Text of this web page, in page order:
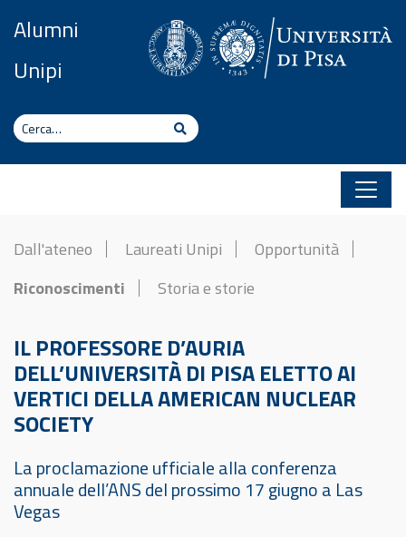
Alumni
Unipi
Cerca Cerca
Dall'ateneo Laureati Unipi
Opportunità
Riconoscimenti
Storia e storie
IL PROFESSORE D’AURIA
DELL’UNIVERSITÀ DI PISA ELETTO AI
VERTICI DELLA AMERICAN NUCLEAR
SOCIETY
La proclamazione ufficiale alla conferenza
annuale dell’ANS del prossimo 17 giugno a Las
Vegas